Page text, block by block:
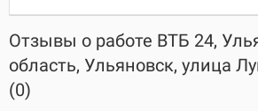
Отзывы о работе ВТБ 24,
область, Ульяновск, улица
(0)